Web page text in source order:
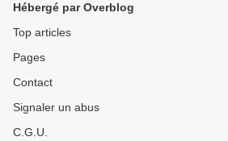
Hébergé par Overblog
Top articles
Pages
Contact
Signaler un abus
C.G.U.